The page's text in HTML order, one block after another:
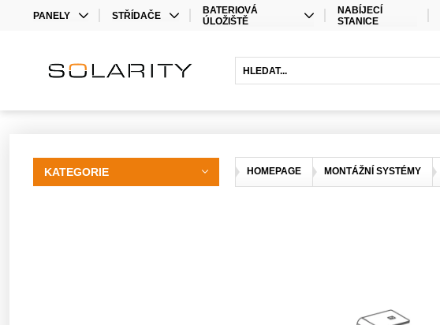
PANELY
BIFACIAL
STŘÍDAČE
OPTIMIZÉRY
BATERIOVÁ
ÚLOŽIŠTĚ
OLOVĚNÉ BATERIE
NABÍJECÍ
STANICE
HOMEPAGE MONTÁŽNÍ SYSTÉMY
KATEGORIE